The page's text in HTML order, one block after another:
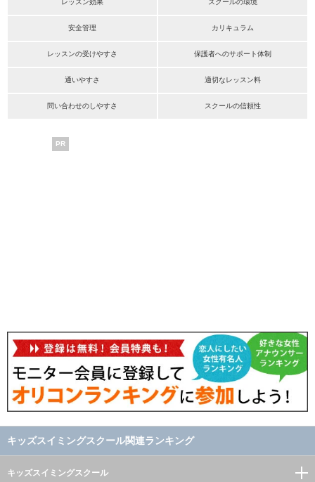
レッスン効果 スクールの環境
安全管理 カリキュラム
レッスンの受けやすさ 保護者へのサポート体制
通いやすさ 適切なレッスン料
問い合わせのしやすさ スクールの信頼性
PR
キッズスイミングスクール関連ランキング
キッズスイミングスクール